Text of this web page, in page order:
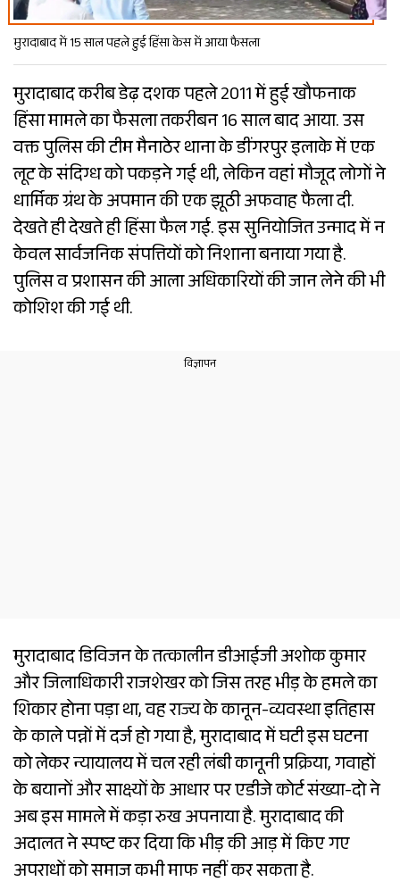
मुरादाबाद में 15 साल पहले हुई हिंसा केस में आया फैसला
मुरादाबाद करीब डेढ़ दशक पहले 2011 में हुई खौफनाक
हिंसा मामले का फैसला तकरीबन 16 साल बाद आया. उस
वक्त पुलिस की टीम मैनाठेर थाना के डींगरपुर इलाके में एक
लूट के संदिग्ध को पकड़ने गई थी, लेकिन वहां मौजूद लोगों ने
धार्मिक ग्रंथ के अपमान की एक झूठी अफवाह फैला दी.
देखते ही देखते ही हिंसा फैल गई. इस सुनियोजित उन्माद में न
केवल सार्वजनिक संपत्तियों को निशाना बनाया गया है.
पुलिस व प्रशासन की आला अधिकारियों की जान लेने की भी
कोशिश की गई थी.
मुरादाबाद डिविजन के तत्कालीन डीआईजी अशोक कुमार
और जिलाधिकारी राजशेखर को जिस तरह भीड़ के हमले का
शिकार होना पड़ा था, वह राज्य के कानून-व्यवस्था इतिहास
के काले पन्नों में दर्ज हो गया है, मुरादाबाद में घटी इस घटना
को लेकर न्यायालय में चल रही लंबी कानूनी प्रक्रिया, गवाहों
के बयानों और साक्ष्यों के आधार पर एडीजे कोर्ट संख्या-दो ने
अब इस मामले में कड़ा रुख अपनाया है. मुरादाबाद की
अदालत ने स्पष्ट कर दिया कि भीड़ की आड़ में किए गए
अपराधों को समाज कभी माफ नहीं कर सकता है.